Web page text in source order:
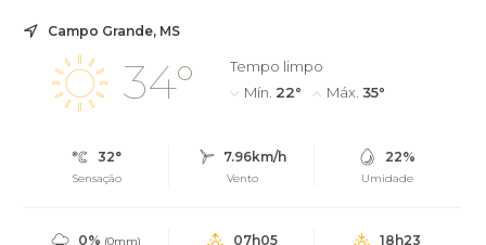
Campo Grande, MS
34°
Tempo limpo
Mín. 22° Máx. 35°
32°
Sensação
7.96km/h
Vento
22%
Umidade
0% (0mm)
07h05 18h23